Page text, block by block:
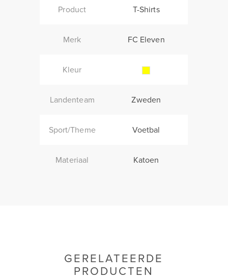
Product T-Shirts
Merk FC Eleven
Kleur
Landenteam Zweden
Sport/Theme Voetbal
Materiaal Katoen
GERELATEERDE
PRODUCTEN